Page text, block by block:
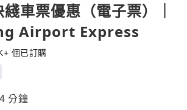
車票優惠（電子票）｜
Airport Express
個已訂購
分鐘